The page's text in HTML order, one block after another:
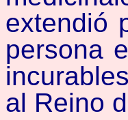
extendió
persona
al Reino